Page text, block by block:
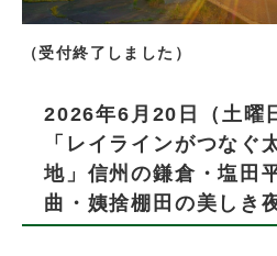
（受付終了しました）
2026年6月20日（土曜
「レイラインがつなぐ
地」信州の鎌倉・塩田
曲・姨捨棚田の美しき